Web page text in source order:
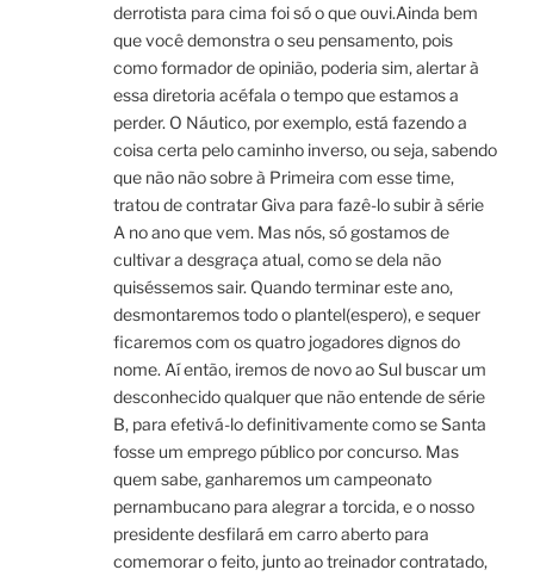
derrotista para cima foi só o que ouvi.Ainda bem
que você demonstra o seu pensamento, pois
como formador de opinião, poderia sim, alertar à
essa diretoria acéfala o tempo que estamos a
perder. O Náutico, por exemplo, está fazendo a
coisa certa pelo caminho inverso, ou seja, sabendo
que não não sobre à Primeira com esse time,
tratou de contratar Giva para fazê-lo subir à série
A no ano que vem. Mas nós, só gostamos de
cultivar a desgraça atual, como se dela não
quiséssemos sair. Quando terminar este ano,
desmontaremos todo o plantel(espero), e sequer
ficaremos com os quatro jogadores dignos do
nome. Aí então, iremos de novo ao Sul buscar um
desconhecido qualquer que não entende de série
B, para efetivá-lo definitivamente como se Santa
fosse um emprego público por concurso. Mas
quem sabe, ganharemos um campeonato
pernambucano para alegrar a torcida, e o nosso
presidente desfilará em carro aberto para
comemorar o feito, junto ao treinador contratado,